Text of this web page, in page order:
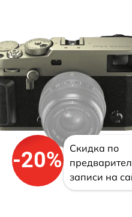
-20%
Скидка по
записи на